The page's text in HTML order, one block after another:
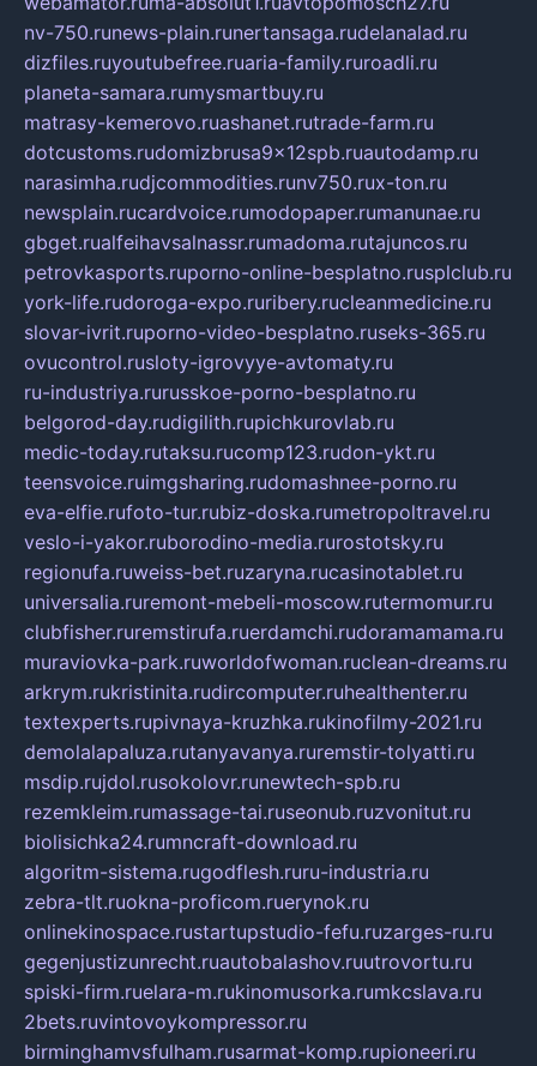
nv-750.runews-plain.runertansaga.rudelanalad.ru
dizfiles.ruyoutubefree.ruaria-family.ruroadli.ru
planeta-samara.rumysmartbuy.ru
matrasy-kemerovo.ruashanet.rutrade-farm.ru
dotcustoms.rudomizbrusa9x12spb.ruautodamp.ru
narasimha.rudjcommodities.runv750.rux-ton.ru
newsplain.rucardvoice.rumodopaper.rumanunae.ru
gbget.rualfeihavsalnassr.rumadoma.rutajuncos.ru
petrovkasports.ruporno-online-besplatno.rusplclub.ru
york-life.rudoroga-expo.ruribery.rucleanmedicine.ru
slovar-ivrit.ruporno-video-besplatno.ruseks-365.ru
ovucontrol.rusloty-igrovyye-avtomaty.ru
ru-industriya.rurusskoe-porno-besplatno.ru
belgorod-day.rudigilith.rupichkurovlab.ru
medic-today.rutaksu.rucomp123.rudon-ykt.ru
teensvoice.ruimgsharing.rudomashnee-porno.ru
eva-elfie.rufoto-tur.rubiz-doska.rumetropoltravel.ru
veslo-i-yakor.ruborodino-media.rurostotsky.ru
regionufa.ruweiss-bet.ruzaryna.rucasinotablet.ru
universalia.ruremont-mebeli-moscow.rutermomur.ru
clubfisher.ruremstirufa.ruerdamchi.rudoramamama.ru
muraviovka-park.ruworldofwoman.ruclean-dreams.ru
arkrym.rukristinita.rudircomputer.ruhealthenter.ru
textexperts.rupivnaya-kruzhka.rukinofilmy-2021.ru
demolalapaluza.rutanyavanya.ruremstir-tolyatti.ru
msdip.rujdol.rusokolovr.runewtech-spb.ru
rezemkleim.rumassage-tai.ruseonub.ruzvonitut.ru
biolisichka24.rumncraft-download.ru
algoritm-sistema.rugodflesh.ruru-industria.ru
zebra-tlt.ruokna-proficom.ruerynok.ru
onlinekinospace.rustartupstudio-fefu.ruzarges-ru.ru
gegenjustizunrecht.ruautobalashov.ruutrovortu.ru
spiski-firm.ruelara-m.rukinomusorka.rumkcslava.ru
2bets.ruvintovoykompressor.ru
birminghamvsfulham.rusarmat-komp.rupioneeri.ru